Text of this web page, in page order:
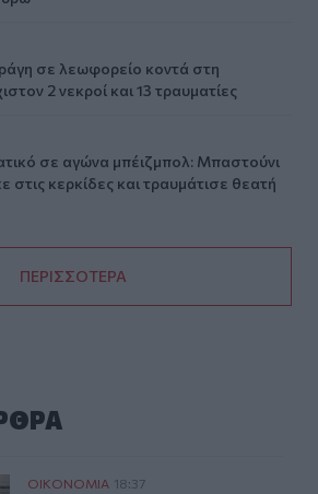
σε λεωφορείο κοντά στη
2 νεκροί και 13 τραυματίες
σε αγώνα μπέιζμπολ: Μπαστούνι
στις κερκίδες και τραυμάτισε θεατή
ΠΕΡΙΣΣΟΤΕΡΑ
Αποτελέσματα A ’Εξαμήνου
ΟΙΚΟΝΟΜΙΑ 18:37